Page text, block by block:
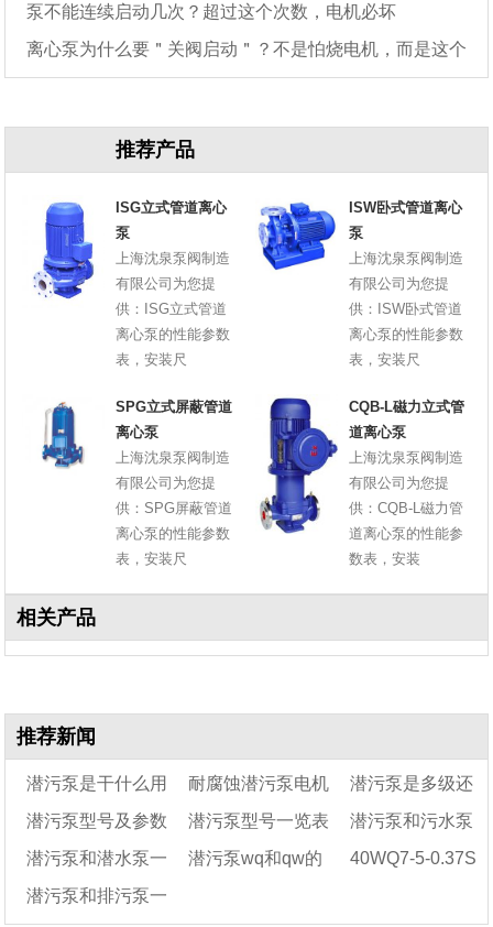
泵不能连续启动几次？超过这个次数，电机必坏
离心泵为什么要＂关阀启动＂？不是怕烧电机，而是这个
推荐产品
ISG立式管道离心
泵
上海沈泉泵阀制造
有限公司为您提
供：ISG立式管道
离心泵的性能参数
表，安装尺
ISW卧式管道离心
泵
上海沈泉泵阀制造
有限公司为您提
供：ISW卧式管道
离心泵的性能参数
表，安装尺
SPG立式屏蔽管道
离心泵
上海沈泉泵阀制造
有限公司为您提
供：SPG屏蔽管道
离心泵的性能参数
表，安装尺
CQB-L磁力立式管
道离心泵
上海沈泉泵阀制造
有限公司为您提
供：CQB-L磁力管
道离心泵的性能参
数表，安装
相关产品
推荐新闻
潜污泵是干什么用 耐腐蚀潜污泵电机
被烧原因有哪些
潜污泵是多级还
是单级
潜污泵型号及参数 潜污泵型号一览表 潜污泵和污水泵
一样吗
潜污泵和潜水泵一
样吗
潜污泵wq和qw的 40WQ7-5-0.37S
潜污泵和排污泵一